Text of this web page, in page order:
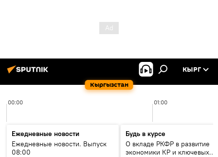
Кыргызстан
КЫРГ
00:00 01:00
Ежедневные новости
Ежедневные новости. Выпуск
08:00
Будь в курсе
О вкладе РКФР в развитие
экономики КР и ключевых